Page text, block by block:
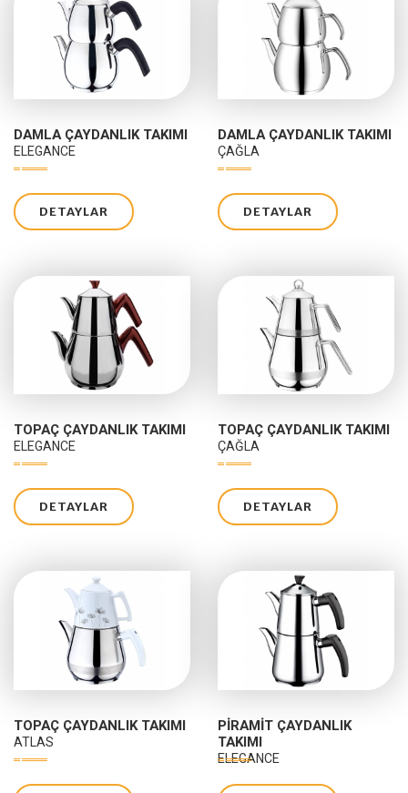
DAMLA ÇAYDANLIK TAKIMI
ELEGANCE
DETAYLAR
DAMLA ÇAYDANLIK TAKIMI
ÇAĞLA
DETAYLAR
TOPAÇ ÇAYDANLIK TAKIMI
ELEGANCE
DETAYLAR
TOPAÇ ÇAYDANLIK TAKIMI
ÇAĞLA
DETAYLAR
TOPAÇ ÇAYDANLIK TAKIMI
ATLAS
PIRAMIT ÇAYDANLIK
TAKIMI
ELEGANCE